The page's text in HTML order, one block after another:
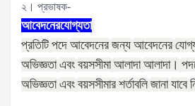
২। প্রভাষক-
আবেদনেরযোগ্যতা
প্রতিটি পদে আবেদনের জন্য আবেদনের
অভিজ্ঞতা এবং বয়সসীমা আলাদা আলাদা।
অভিজ্ঞতা এবং বয়সসীমার শর্তাবলি জানা যাবে